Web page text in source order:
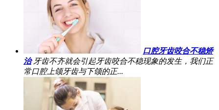
口腔牙齿咬合不稳矫
治 牙齿不齐就会引起牙齿咬合不稳现象的发生，我们正
常口腔上颌牙齿与下颌的正...